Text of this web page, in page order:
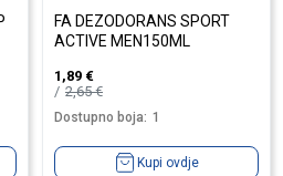
FA DEZODORANS SPORT
ACTIVE MEN150ML
1,89 €
2,65€
Dostupno boja: 1
Kupi ovdje